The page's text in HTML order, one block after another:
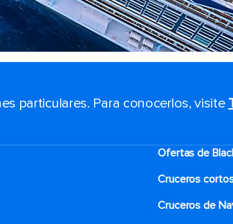
particulares. Para conocerlos, visite
Ofertas de
Cruceros
Cruceros de